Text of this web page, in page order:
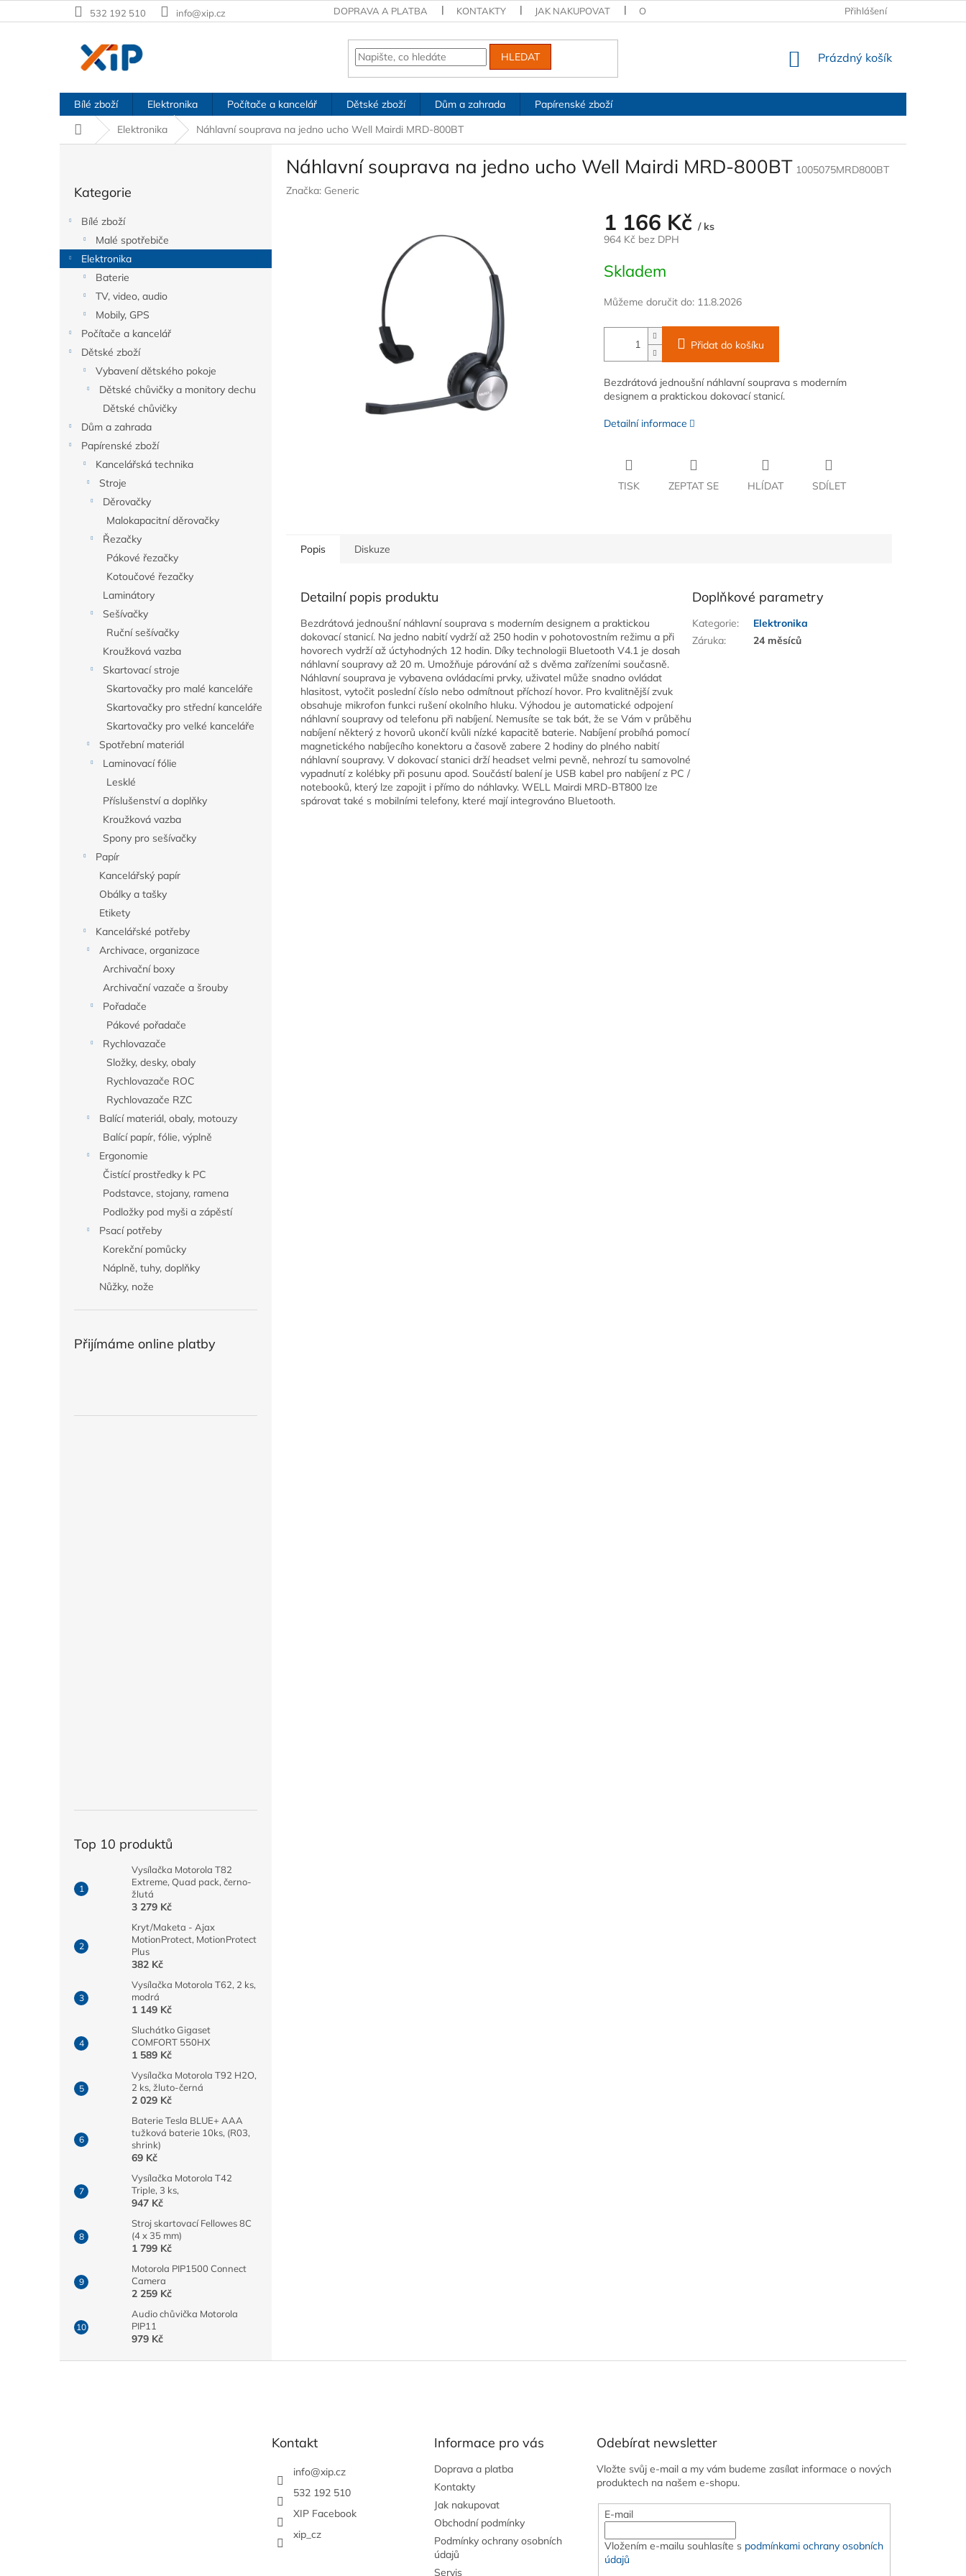
na
532 192 510 info@xip.cz DOPRAVA A PLATBA KONTAKTY JAK NAKUPOVAT OBCHODNÍ PODMÍNKY PODMÍNKY OCHRANY OSOBNÍCH ÚDAJŮ
Přihlášení
HLEDAT
NÁKUPNÍ
Prázdný košík
Bílé zboží Elektronika Počítače a kancelář Dětské zboží Dům a zahrada
Papírenské zboží
Domů
Elektronika Náhlavní souprava na jedno ucho Well Mairdi MRD-800BT
n
kategorie
Kategorie
Bílé zboží
Malé spotřebiče
Elektronika
Baterie
TV, video, audio
Mobily, GPS
Počítače a kancelář
Dětské zboží
Vybavení dětského pokoje
Dětské chůvičky a monitory dechu
Dětské chůvičky
Dům a zahrada
Papírenské zboží
Kancelářská technika
Stroje
Děrovačky
Malokapacitní děrovačky
Řezačky
Pákové řezačky
Kotoučové řezačky
Laminátory
Sešívačky
Ruční sešívačky
Kroužková vazba
Skartovací stroje
Skartovačky pro malé kanceláře
Skartovačky pro střední kanceláře
Skartovačky pro velké kanceláře
Spotřební materiál
Laminovací fólie
Lesklé
Příslušenství a doplňky
Kroužková vazba
Spony pro sešívačky
Papír
Kancelářský papír
Obálky a tašky
Etikety
Kancelářské potřeby
Archivace, organizace
Archivační boxy
Archivační vazače a šrouby
Pořadače
Pákové pořadače
Rychlovazače
Složky, desky, obaly
Rychlovazače ROC
Rychlovazače RZC
Balící materiál, obaly, motouzy
Balící papír, fólie, výplně
Ergonomie
Čistící prostředky k PC
Podstavce, stojany, ramena
Podložky pod myši a zápěstí
Psací potřeby
Korekční pomůcky
Náplně, tuhy, doplňky
Nůžky, nože
Přijímáme online platby
Top 10 produktů
Vysílačka Motorola T82
Extreme, Quad pack, černo-
žlutá
3 279 Kč
Kryt/Maketa - Ajax
MotionProtect, MotionProtect
Plus
382 Kč
Vysílačka Motorola T62, 2 ks,
modrá
1 149 Kč
Sluchátko Gigaset
COMFORT 550HX
1 589 Kč
Vysílačka Motorola T92 H2O,
2 ks, žluto-černá
2 029 Kč
Baterie Tesla BLUE+ AAA
tužková baterie 10ks, (R03,
shrink)
69 Kč
Vysílačka Motorola T42
Triple, 3 ks,
947 Kč
Stroj skartovací Fellowes 8C
(4 x 35 mm)
1 799 Kč
Motorola PIP1500 Connect
Camera
2 259 Kč
Audio chůvička Motorola
PIP11
979 Kč
Náhlavní souprava na jedno ucho Well Mairdi MRD-800BT 1005075MRD800BT
Značka: Generic
1 166 Kč / ks
964 Kč bez DPH
cena:
Skladem
Můžeme doručit do: 11.8.2026
Přidat do košíku
Bezdrátová jednoušní náhlavní souprava s moderním
designem a praktickou dokovací stanicí.
Detailní informace
TISK ZEPTAT SE HLÍDAT SDÍLET
Popis Diskuze
Detailní popis produktu
Bezdrátová jednoušní náhlavní souprava s moderním designem a praktickou
dokovací stanicí. Na jedno nabití vydrží až 250 hodin v pohotovostním režimu a při
hovorech vydrží až úctyhodných 12 hodin. Díky technologii Bluetooth V4.1 je dosah
náhlavní soupravy až 20 m. Umožňuje párování až s dvěma zařízeními současně.
Náhlavní souprava je vybavena ovládacími prvky, uživatel může snadno ovládat
hlasitost, vytočit poslední číslo nebo odmítnout příchozí hovor. Pro kvalitnější zvuk
obsahuje mikrofon funkci rušení okolního hluku. Výhodou je automatické odpojení
náhlavní soupravy od telefonu při nabíjení. Nemusíte se tak bát, že se Vám v průběhu
nabíjení některý z hovorů ukončí kvůli nízké kapacitě baterie. Nabíjení probíhá pomocí
magnetického nabíjecího konektoru a časově zabere 2 hodiny do plného nabití
náhlavní soupravy. V dokovací stanici drží headset velmi pevně, nehrozí tu samovolné
vypadnutí z kolébky při posunu apod. Součástí balení je USB kabel pro nabíjení z PC /
notebooků, který lze zapojit i přímo do náhlavky. WELL Mairdi MRD-BT800 lze
spárovat také s mobilními telefony, které mají integrováno Bluetooth.
Doplňkové parametry
Kategorie:
Elektronika
Záruka: 24 měsíců
Kontakt
info@xip.cz
532 192 510
XIP Facebook
xip_cz
Informace pro vás
Doprava a platba
Kontakty
Jak nakupovat
Obchodní podmínky
Podmínky ochrany osobních
údajů
Servis
Odebírat newsletter
Vložte svůj e-mail a my vám budeme zasílat informace o nových
produktech na našem e-shopu.
E-mail
Vložením e-mailu souhlasíte s podmínkami ochrany osobních
údajů